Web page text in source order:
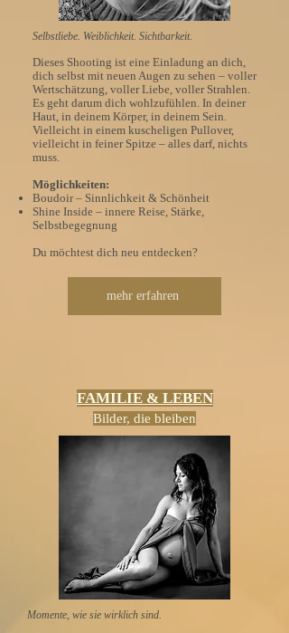
Selbstliebe. Weiblichkeit. Sichtbarkeit.
Dieses Shooting ist eine Einladung an dich,
dich selbst mit neuen Augen zu sehen – voller
Wertschätzung, voller Liebe, voller Strahlen.
Es geht darum dich wohlzufühlen. In deiner
Haut, in deinem Körper, in deinem Sein.
Vielleicht in einem kuscheligen Pullover,
vielleicht in feiner Spitze – alles darf, nichts
muss.
Möglichkeiten:
Boudoir – Sinnlichkeit & Schönheit
Shine Inside – innere Reise, Stärke,
Selbstbegegnung
Du möchtest dich neu entdecken?
mehr erfahren
FAMILIE & LEBEN
Bilder, die bleiben
Momente, wie sie wirklich sind.